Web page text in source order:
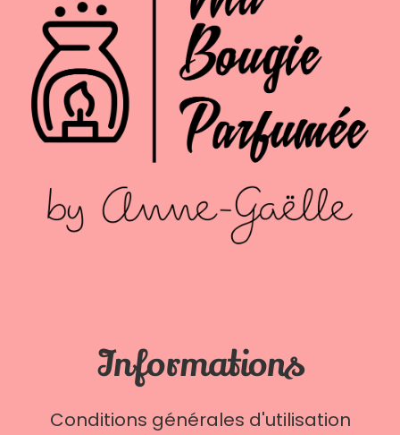
Informations
Conditions générales d'utilisation